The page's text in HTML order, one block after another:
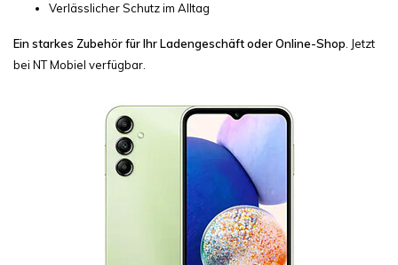
Verlässlicher Schutz im Alltag
Ein starkes Zubehör für Ihr Ladengeschäft oder Online-Shop . Jetzt
bei NT Mobiel verfügbar.